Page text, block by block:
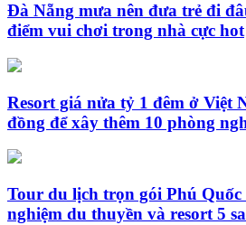
Đà Nẵng mưa nên đưa trẻ đi
điểm vui chơi trong nhà cực hot
Resort giá nửa tỷ 1 đêm ở Việt
đồng để xây thêm 10 phòng
Tour du lịch trọn gói Phú Quốc
nghiệm du thuyền và resort 5